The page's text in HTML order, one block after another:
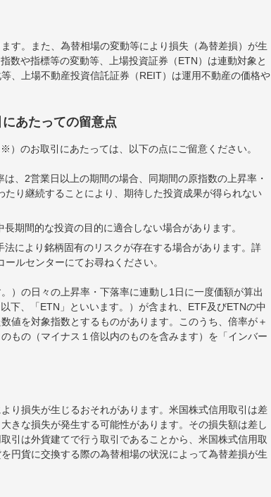
す。また、為替相場の変動等により損失（為替差損）が生
数や指標等の変動等、上場投資証券（ETN）は連動対象と
、上場不動産投資信託証券（REIT）は運用不動産の価格や
あたっての留意点
のお取引にあたっては、以下の点にご留意ください。
、2営業日以上の期間の場合、同期間の原指数の上昇率・
り継続することにより、期待した投資成果が得られない
期間的な投資の目的に適合しない場合があります。
により銘柄固有のリスクが存在する場合があります。詳
ルセンターにてお尋ねください。
）の日々の上昇率・下落率に連動し1日に一度価額が算出
下、「ETN」といいます。）が含まれ、ETF及びETNの中
値を対象指数とするものがあります。このうち、倍率が＋
もの（マイナス１倍以内のものを含みます）を「インバー
り損失が生じるおそれがあります。米国株式信用取引は差
きな損失が発生する可能性があります。その損失額は差し
引は外貨建てで行う取引であることから、米国株式信用取
円貨に交換する際の為替相場の状況によって為替差損が生